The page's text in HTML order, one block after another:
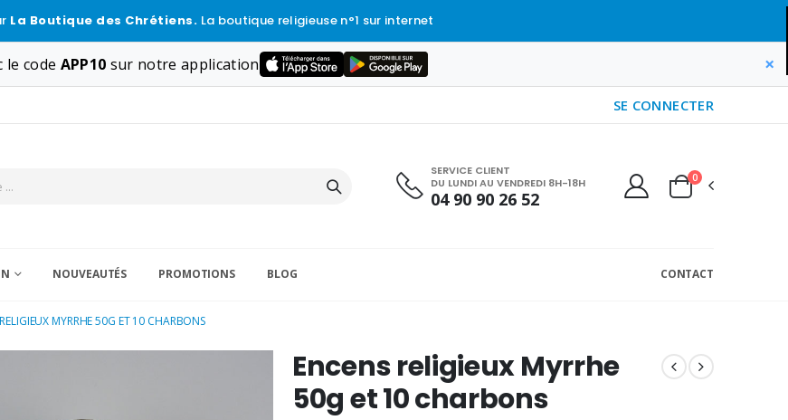
La Boutique des Chrétiens. La boutique religieuse n°1 sur internet
le code APP10 sur notre application ×
SE CONNECTER
SERVICE CLIENT
DU LUNDI AU VENDREDI 8H-18H
04 90 90 26 52
0
NOUVEAUTÉS PROMOTIONS BLOG CONTACT
MYRRHE 50G ET 10 CHARBONS
Encens religieux Myrrhe
50g et 10 charbons